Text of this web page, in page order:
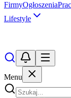
FirmyOgłoszenia
Lifestyle
Menu